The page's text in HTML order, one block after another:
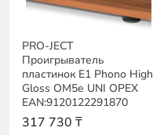
PRO-JECT
Проигрыватель
пластинок Е1 Phono High
Gloss ОМ5е UNI ОРЕХ
EAN:9120122291870
317 730 ₸